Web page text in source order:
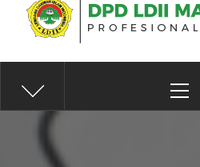
DPD LDII
Profesional Religius